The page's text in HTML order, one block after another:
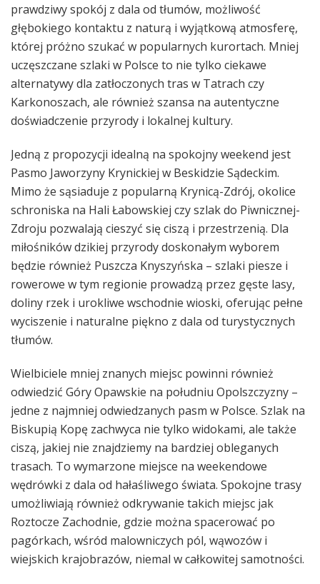
prawdziwy spokój z dala od tłumów, możliwość
głębokiego kontaktu z naturą i wyjątkową atmosferę,
której próżno szukać w popularnych kurortach. Mniej
uczęszczane szlaki w Polsce to nie tylko ciekawe
alternatywy dla zatłoczonych tras w Tatrach czy
Karkonoszach, ale również szansa na autentyczne
doświadczenie przyrody i lokalnej kultury.
Jedną z propozycji idealną na spokojny weekend jest
Pasmo Jaworzyny Krynickiej w Beskidzie Sądeckim.
Mimo że sąsiaduje z popularną Krynicą-Zdrój, okolice
schroniska na Hali Łabowskiej czy szlak do Piwnicznej-
Zdroju pozwalają cieszyć się ciszą i przestrzenią. Dla
miłośników dzikiej przyrody doskonałym wyborem
będzie również Puszcza Knyszyńska – szlaki piesze i
rowerowe w tym regionie prowadzą przez gęste lasy,
doliny rzek i urokliwe wschodnie wioski, oferując pełne
wyciszenie i naturalne piękno z dala od turystycznych
tłumów.
Wielbiciele mniej znanych miejsc powinni również
odwiedzić Góry Opawskie na południu Opolszczyzny –
jedne z najmniej odwiedzanych pasm w Polsce. Szlak na
Biskupią Kopę zachwyca nie tylko widokami, ale także
ciszą, jakiej nie znajdziemy na bardziej obleganych
trasach. To wymarzone miejsce na weekendowe
wędrówki z dala od hałaśliwego świata. Spokojne trasy
umożliwiają również odkrywanie takich miejsc jak
Roztocze Zachodnie, gdzie można spacerować po
pagórkach, wśród malowniczych pól, wąwozów i
wiejskich krajobrazów, niemal w całkowitej samotności.